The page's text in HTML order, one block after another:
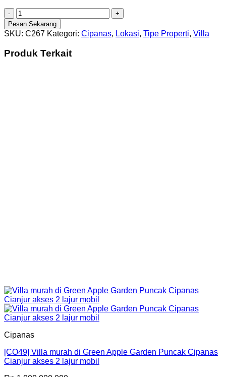
Kuantitas
(C267)
Villa
Indah
View
Bagus
Pesan Sekarang
SKU: C267 Kategori: Cipanas, Lokasi, Tipe Properti, Villa
Produk Terkait
Cipanas
[CO49] Villa murah di Green Apple Garden Puncak Cipanas
Cianjur akses 2 lajur mobil